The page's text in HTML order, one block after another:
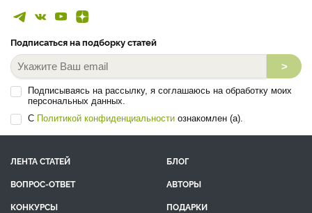
Подписаться на подборку статей
>
Подписываясь на рассылку, я соглашаюсь на обработку моих
персональных данных.
С Политикой конфиденциальности ознакомлен (а).
ЛЕНТА СТАТЕЙ
БЛОГ
ВОПРОС-ОТВЕТ
АВТОРЫ
КОНКУРСЫ
ПОДАРКИ